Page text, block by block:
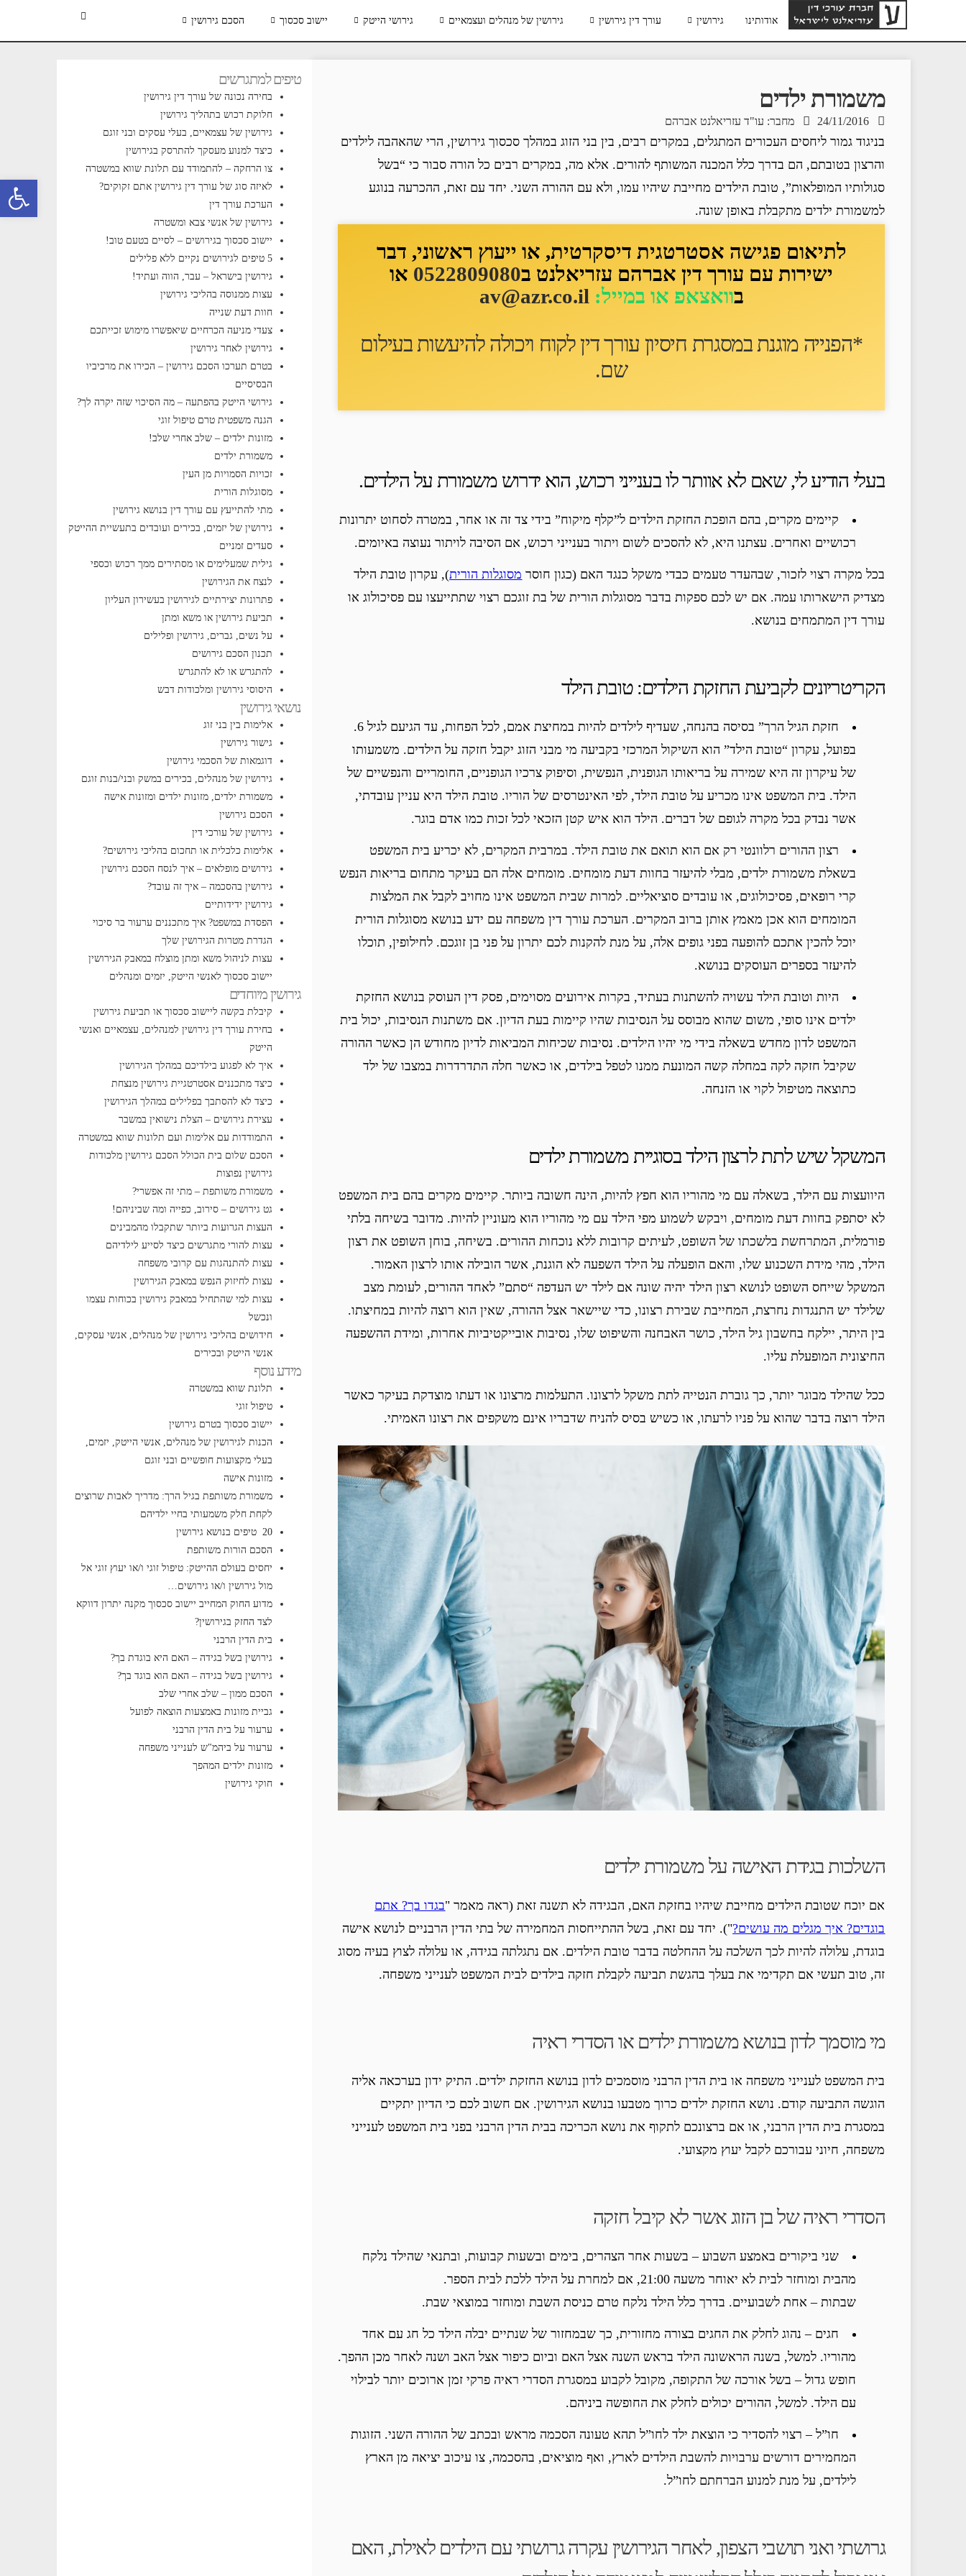
אודותינו גירושין עורך דין גירושין גירושין של מנהלים ועצמאיים גירושי הייטק יישוב סכסוך הסכם גירושין
משמורת ילדים
24/11/2016 מחבר: עו"ד עזריאלנט אברהם
בניגוד גמור ליחסים העכורים המתגלים, במקרים רבים, בין בני הזוג במהלך סכסוך גירושין, הרי שהאהבה לילדים
והרצון בטובתם, הם בדרך כלל המכנה המשותף להורים. אלא מה, במקרים רבים כל הורה סבור כי “בשל
סגולותיו המופלאות”, טובת הילדים מחייבת שיהיו עמו, ולא עם ההורה השני. יחד עם זאת, ההכרעה בנוגע
למשמורת ילדים מתקבלת באופן שונה.
לתיאום פגישה אסטרטגית דיסקרטית, או ייעוץ ראשוני, דבר
ישירות עם עורך דין אברהם עזריאלנט ב0522809080 או
בוואצאפ או במייל: av@azr.co.il
*הפנייה מוגנת במסגרת חיסיון עורך דין לקוח ויכולה להיעשות בעילום
שם.
בעלי הודיע לי, שאם לא אוותר לו בענייני רכוש, הוא ידרוש משמורת על הילדים.
קיימים מקרים, בהם הופכת החזקת הילדים ל”קלף מיקוח” בידי צד זה או אחר, במטרה לסחוט יתרונות
רכושיים ואחרים. עצתנו היא, לא להסכים לשום ויתור בענייני רכוש, אם הסיבה לויתור נעוצה באיומים.
בכל מקרה רצוי לזכור, שבהעדר טעמים כבדי משקל כנגד האם (כגון חוסר מסוגלות הורית), עקרון טובת הילד
מצדיק הישארותו עמה. אם יש לכם ספקות בדבר מסוגלות הורית של בת זוגכם רצוי שתתייעצו עם פסיכולוג או
עורך דין המתמחים בנושא.
הקריטריונים לקביעת החזקת הילדים: טובת הילד
חזקת הגיל הרך” בסיסה בהנחה, שעדיף לילדים להיות במחיצת אמם, לכל הפחות, עד הגיעם לגיל 6.
בפועל, עקרון “טובת הילד” הוא השיקול המרכזי בקביעה מי מבני הזוג יקבל חזקה על הילדים. משמעותו
של עיקרון זה היא שמירה על בריאותו הגופנית, הנפשית, וסיפוק צרכיו הגופניים, החומריים והנפשיים של
הילד. בית המשפט אינו מכריע על טובת הילד, לפי האינטרסים של הוריו. טובת הילד היא עניין עובדתי,
אשר נבדק בכל מקרה לגופם של דברים. הילד הוא איש קטן הזכאי לכל זכות כמו אדם בוגר.
רצון ההורים רלוונטי רק אם הוא תואם את טובת הילד. במרבית המקרים, לא יכריע בית המשפט
בשאלת משמורת ילדים, מבלי להיעזר בחוות דעת מומחים. מומחים אלה הם בעיקר מתחום בריאות הנפש
קרי רופאים, פסיכולוגים, או עובדים סוציאליים. למרות שבית המשפט אינו מחויב לקבל את המלצות
המומחים הוא אכן מאמץ אותן ברוב המקרים. הערכת עורך דין משפחה עם ידע בנושא מסוגלות הורית
יוכל להכין אתכם להופעה בפני גופים אלה, על מנת להקנות לכם יתרון על פני בן זוגכם. לחילופין, תוכלו
להיעזר בספרים העוסקים בנושא.
היות וטובת הילד עשויה להשתנות בעתיד, בקרות אירועים מסוימים, פסק דין העוסק בנושא החזקת
ילדים אינו סופי, משום שהוא מבוסס על הנסיבות שהיו קיימות בעת הדיון. אם משתנות הנסיבות, יכול בית
המשפט לדון מחדש בשאלה בידי מי יהיו הילדים. נסיבות שכיחות המביאות לדיון מחודש הן כאשר ההורה
שקיבל חזקה לקה במחלה קשה המונעת ממנו לטפל בילדים, או כאשר חלה התדרדרות במצבו של ילד
כתוצאה מטיפול לקוי או הזנחה.
המשקל שיש לתת לרצון הילד בסוגיית משמורת ילדים
היוועצות עם הילד, בשאלה עם מי מהוריו הוא חפץ להיות, הינה חשובה ביותר. קיימים מקרים בהם בית המשפט
לא יסתפק בחוות דעת מומחים, ויבקש לשמוע מפי הילד עם מי מהוריו הוא מעוניין להיות. מדובר בשיחה בלתי
פורמלית, המתרחשת בלשכתו של השופט, לעיתים קרובות ללא נוכחות ההורים. בשיחה, בוחן השופט את רצון
הילד, מהי מידת השכנוע שלו, והאם הופעלה על הילד השפעה לא הוגנת, אשר הובילה אותו לרצון האמור.
המשקל שייחס השופט לנושא רצון הילד יהיה שונה אם לילד יש העדפה “סתם” לאחד ההורים, לעומת מצב
שלילד יש התנגדות נחרצת, המחייבת שבירת רצונו, כדי שיישאר אצל ההורה, שאין הוא רוצה להיות במחיצתו.
בין היתר, יילקח בחשבון גיל הילד, כושר האבחנה והשיפוט שלו, נסיבות אובייקטיביות אחרות, ומידת ההשפעה
החיצונית המופעלת עליו.
ככל שהילד מבוגר יותר, כך גוברת הנטייה לתת משקל לרצונו. התעלמות מרצונו או דעתו מוצדקת בעיקר כאשר
הילד רוצה בדבר שהוא על פניו לרעתו, או כשיש בסיס להניח שדבריו אינם משקפים את רצונו האמיתי.
השלכות בגידת האישה על משמורת ילדים
אם יוכח שטובת הילדים מחייבת שיהיו בחזקת האם, הבגידה לא תשנה זאת (ראה מאמר "בגדו בך? אתם
בוגדים? איך מגלים מה עושים?"). יחד עם זאת, בשל ההתייחסות המחמירה של בתי הדין הרבניים לנושא אישה
בוגדת, עלולה להיות לכך השלכה על ההחלטה בדבר טובת הילדים. אם נתגלתה בגידה, או עלולה לצוץ בעיה מסוג
זה, טוב תעשי אם תקדימי את בעלך בהגשת תביעה לקבלת חזקה בילדים לבית המשפט לענייני משפחה.
מי מוסמך לדון בנושא משמורת ילדים או הסדרי ראיה
בית המשפט לענייני משפחה או בית הדין הרבני מוסמכים לדון בנושא החזקת ילדים. התיק ידון בערכאה אליה
הוגשה התביעה קודם. נושא החזקת ילדים כרוך מטבעו בנושא הגירושין. אם חשוב לכם כי הדיון יתקיים
במסגרת בית הדין הרבני, או אם ברצונכם לתקוף את נושא הכריכה בבית הדין הרבני בפני בית המשפט לענייני
משפחה, חיוני עבורכם לקבל יעוץ מקצועי.
הסדרי ראיה של בן הזוג אשר לא קיבל חזקה
שני ביקורים באמצע השבוע – בשעות אחר הצהרים, בימים ובשעות קבועות, ובתנאי שהילד נלקח
מהבית ומוחזר לבית לא יאוחר משעה 21:00, אם למחרת על הילד ללכת לבית הספר.
שבתות – אחת לשבועיים. בדרך כלל הילד נלקח טרם כניסת השבת ומוחזר במוצאי שבת.
חגים – נהוג לחלק את החגים בצורה מחזורית, כך שבמחזור של שנתיים יבלה הילד כל חג עם אחד
מהוריו. למשל, בשנה הראשונה הילד בראש השנה אצל האם וביום כיפור אצל האב ושנה לאחר מכן ההפך.
חופש גדול – בשל אורכה של התקופה, מקובל לקבוע במסגרת הסדרי ראיה פרקי זמן ארוכים יותר לבילוי
עם הילד. למשל, ההורים יכולים לחלק את החופשה ביניהם.
חו”ל – רצוי להסדיר כי הוצאת ילד לחו”ל תהא טעונה הסכמה מראש ובכתב של ההורה השני. הזוגות
המחמירים דורשים ערבויות להשבת הילדים לארץ, ואף מוציאים, בהסכמה, צו עיכוב יציאה מן הארץ
לילדים, על מנת למנוע הברחתם לחו”ל.
גרושתי ואני תושבי הצפון, לאחר הגירושין עקרה גרושתי עם הילדים לאילת, האם
טיפים למתגרשים
בחירה נכונה של עורך דין גירושין
חלוקת רכוש בתהליך גירושין
גירושין של עצמאיים, בעלי עסקים ובני זוגם
כיצד למנוע מעסקך להתרסק בגירושין
צו הרחקה – להתמודד עם תלונת שווא במשטרה
לאיזה סוג של עורך דין גירושין אתם זקוקים?
הערכת עורך דין
גירושין של אנשי צבא ומשטרה
יישוב סכסוך בגירושים – לסיים בטעם טוב!
5 טיפים לגירושים נקיים ללא פלילים
גירושין בישראל – עבר, הווה ועתיד!
עצות ממנוסה בהליכי גירושין
חוות דעת שנייה
צעדי מניעה הכרחיים שיאפשרו מימוש זכייתכם
גירושין לאחר גירושין
בטרם תערכו הסכם גירושין – הכירו את מרכיביו
הבסיסיים
גירושי הייטק בהפתעה – מה הסיכוי שזה יקרה לך?
הגנה משפטית טרם טיפול זוגי
מזונות ילדים – שלב אחרי שלב!
משמורת ילדים
זכויות הסמויות מן העין
מסוגלות הורית
מתי להתייעץ עם עורך דין בנושא גירושין
גירושין של יזמים, בכירים ועובדים בתעשיית ההייטק
סעדים זמניים
גילית שמעלימים או מסתירים ממך רכוש וכספי
לנצח את הגירושין
פתרונות יצירתיים לגירושין בעשירון העליון
תביעת גירושין או משא ומתן
על נשים, גברים, גירושין ופלילים
תכנון הסכם גירושים
להתגרש או לא להתגרש
היסוסי גירושין ומלכודות דבש
נושאי גירושין
אלימות בין בני זוג
גישור גירושין
דוגמאות של הסכמי גירושין
גירושין של מנהלים, בכירים במשק ובני/בנות זוגם
משמורת ילדים, מזונות ילדים ומזונות אישה
הסכם גירושין
גירושין של עורכי דין
אלימות כלכלית או תחכום בהליכי גירושים?
גירושים מופלאים – איך לנסח הסכם גירושין
גירושין בהסכמה – איך זה עובד?
גירושין ידידותיים
הפסדת במשפט? איך מתכננים ערעור בר סיכוי
הגדרת מטרות הגירושין שלך
עצות לניהול משא ומתן מוצלח במאבק הגירושין
יישוב סכסוך לאנשי הייטק, יזמים ומנהלים
גירושין מיוחדים
קיבלת בקשה ליישוב סכסוך או תביעת גירושין
בחירת עורך דין גירושין למנהלים, עצמאיים ואנשי
הייטק
איך לא לפגוע בילדיכם במהלך הגירושין
כיצד מתכננים אסטרטגיית גירושין מנצחת
כיצד לא להסתבך בפלילים במהלך הגירושין
עצירת גירושים – הצלת נישואין במשבר
התמודדות עם אלימות ועם תלונות שווא במשטרה
הסכם שלום בית הכולל הסכם גירושין מלכודות
גירושין נפוצות
משמורת משותפת – מתי זה אפשרי?
גט גירושים – סירוב, כפייה ומה שביניהם!
העצות הגרועות ביותר שתקבלו מהמבינים
עצות להורי מתגרשים כיצד לסייע לילדיהם
עצות להתנהגות עם קרובי משפחה
עצות לחיזוק הנפש במאבק הגירושין
עצות למי שהתחיל במאבק גירושין בכוחות עצמו
ונכשל
חידושים בהליכי גירושין של מנהלים, אנשי עסקים,
אנשי הייטק ובכירים
מידע נוסף
תלונת שווא במשטרה
טיפול זוגי
יישוב סכסוך בטרם גירושין
הכנות לגירושין של מנהלים, אנשי הייטק, יזמים,
בעלי מקצועות חופשיים ובני זוגם
מזונות אישה
משמורת משותפת בגיל הרך: מדריך לאבות שרוצים
לקחת חלק משמעותי בחיי ילדיהם
20 טיפים בנושא גירושין
הסכם הורות משותפת
יחסים בעולם ההייטק: טיפול זוגי ו/או יעוץ זוגי אל
מול גירושין ו/או גירושים…
מדוע החוק המחייב יישוב סכסוך מקנה יתרון דווקא
לצד החזק בגירושין?
בית הדין הרבני
גירושין בשל בגידה – האם היא בוגדת בך?
גירושין בשל בגידה – האם הוא בוגד בך?
הסכם ממון – שלב אחרי שלב
גביית מזונות באמצעות הוצאה לפועל
ערעור על בית הדין הרבני
ערעור על ביהמ"ש לענייני משפחה
מזונות ילדים המהפך
חוקי גירושין
פתח